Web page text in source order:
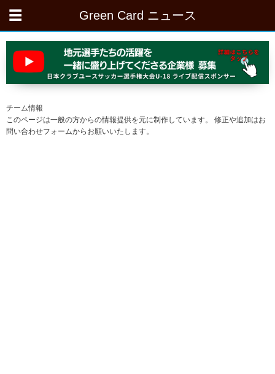
Green Card ニュース
チーム情報
このページは一般の方からの情報提供を元に制作しています。 修正や追加はお
問い合わせフォームからお願いいたします。